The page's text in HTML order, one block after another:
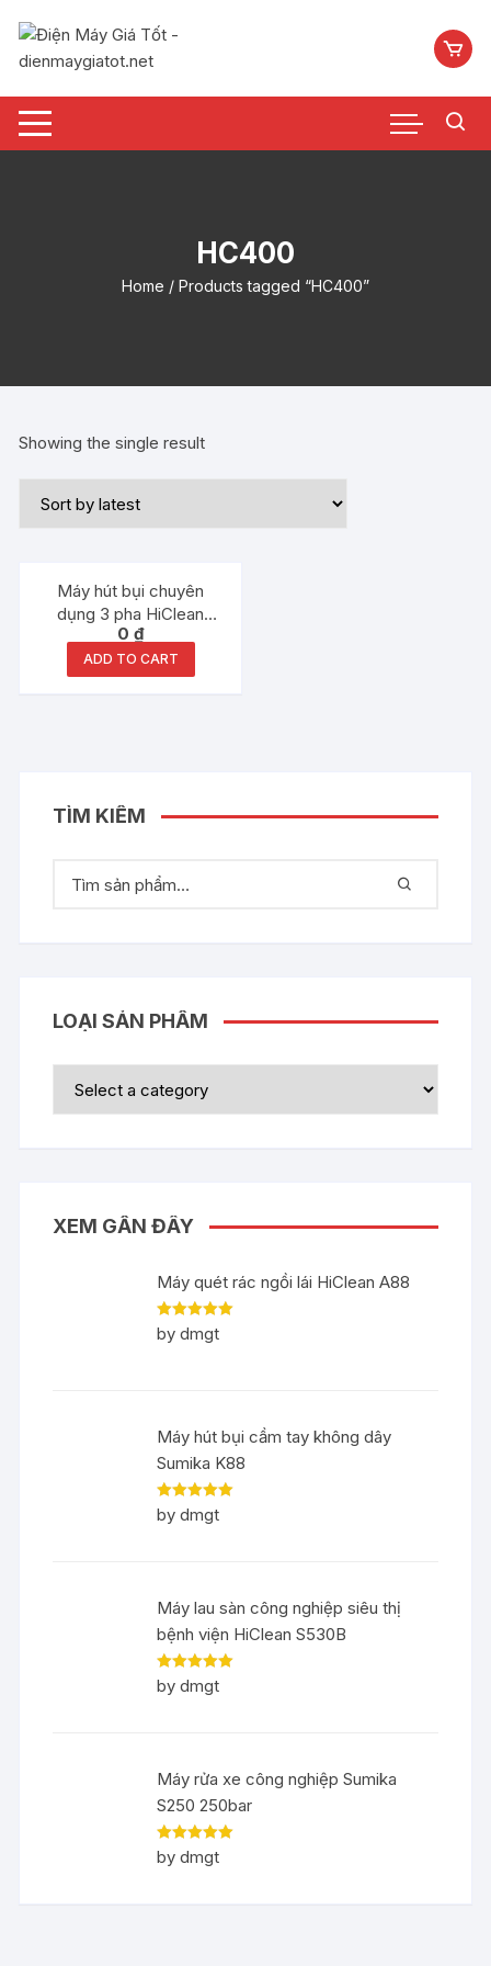
nội
HC400
Home / Products tagged “HC400”
Showing the single result
Máy hút bụi chuyên
dụng 3 pha HiClean
HC400
0₫
ADD TO CART
TÌM KIẾM
LOẠI SẢN PHẨM
XEM GẦN ĐÂY
Máy quét rác ngồi lái HiClean A88
Rated5out
of 5
by dmgt
Máy hút bụi cầm tay không dây
Sumika K88
Rated5out
of 5
by dmgt
Máy lau sàn công nghiệp siêu thị
bệnh viện HiClean S530B
Rated5out
of 5
by dmgt
Máy rửa xe công nghiệp Sumika
S250 250bar
Rated5out
of 5
by dmgt